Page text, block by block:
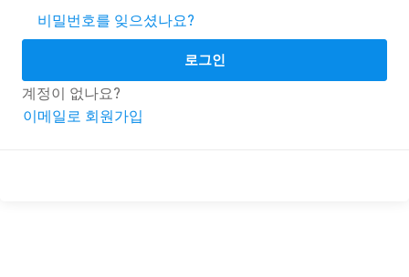
비밀번호를 잊으셨나요?
로그인
계정이 없나요?
이메일로 회원가입